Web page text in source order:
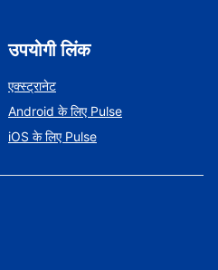
उपयोगी लिंक
एक्स्ट्रानेट
Android के लिए Pulse
iOS के लिए Pulse